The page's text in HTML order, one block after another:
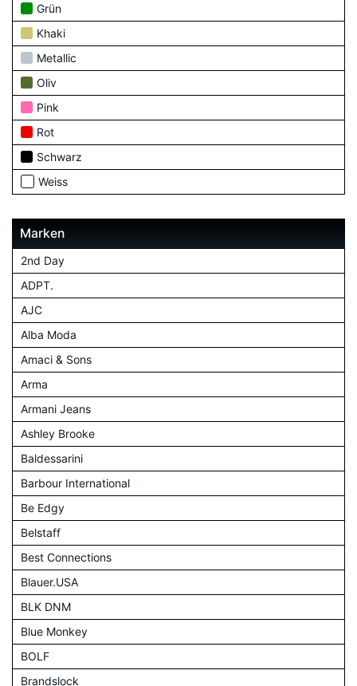
Grün
Khaki
Metallic
Oliv
Pink
Rot
Schwarz
Weiss
Marken
2nd Day
ADPT.
AJC
Alba Moda
Amaci & Sons
Arma
Armani Jeans
Ashley Brooke
Baldessarini
Barbour International
Be Edgy
Belstaff
Best Connections
Blauer.USA
BLK DNM
Blue Monkey
BOLF
Brandslock